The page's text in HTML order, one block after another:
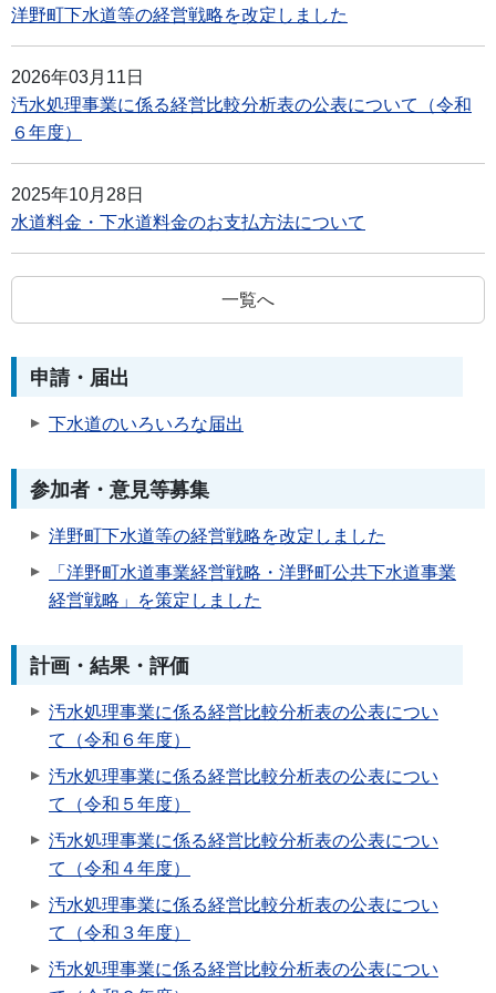
洋野町下水道等の経営戦略を改定しました
2026年03月11日
汚水処理事業に係る経営比較分析表の公表について（令和
６年度）
2025年10月28日
水道料金・下水道料金のお支払方法について
一覧へ
申請・届出
下水道のいろいろな届出
参加者・意見等募集
洋野町下水道等の経営戦略を改定しました
「洋野町水道事業経営戦略・洋野町公共下水道事業
経営戦略」を策定しました
計画・結果・評価
汚水処理事業に係る経営比較分析表の公表につい
て（令和６年度）
汚水処理事業に係る経営比較分析表の公表につい
て（令和５年度）
汚水処理事業に係る経営比較分析表の公表につい
て（令和４年度）
汚水処理事業に係る経営比較分析表の公表につい
て（令和３年度）
汚水処理事業に係る経営比較分析表の公表につい